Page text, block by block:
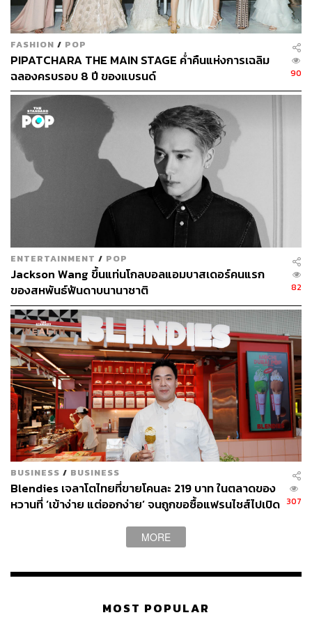
FASHION / POP
PIPATCHARA THE MAIN STAGE ค่ำคืนแห่งการเฉลิม
ฉลองครบรอบ 8 ปี ของแบรนด์
90
ENTERTAINMENT / POP
Jackson Wang ขึ้นแท่นโกลบอลแอมบาสเดอร์คนแรก
ของสหพันธ์ฟันดาบนานาชาติ
82
BUSINESS / BUSINESS
Blendies เจลาโตไทยที่ขายโคนละ 219 บาท ในตลาดของ
หวานที่ ‘เข้าง่าย แต่ออกง่าย’ จนถูกขอซื้อแฟรนไชส์ไปเปิด 307
MORE
MOST POPULAR